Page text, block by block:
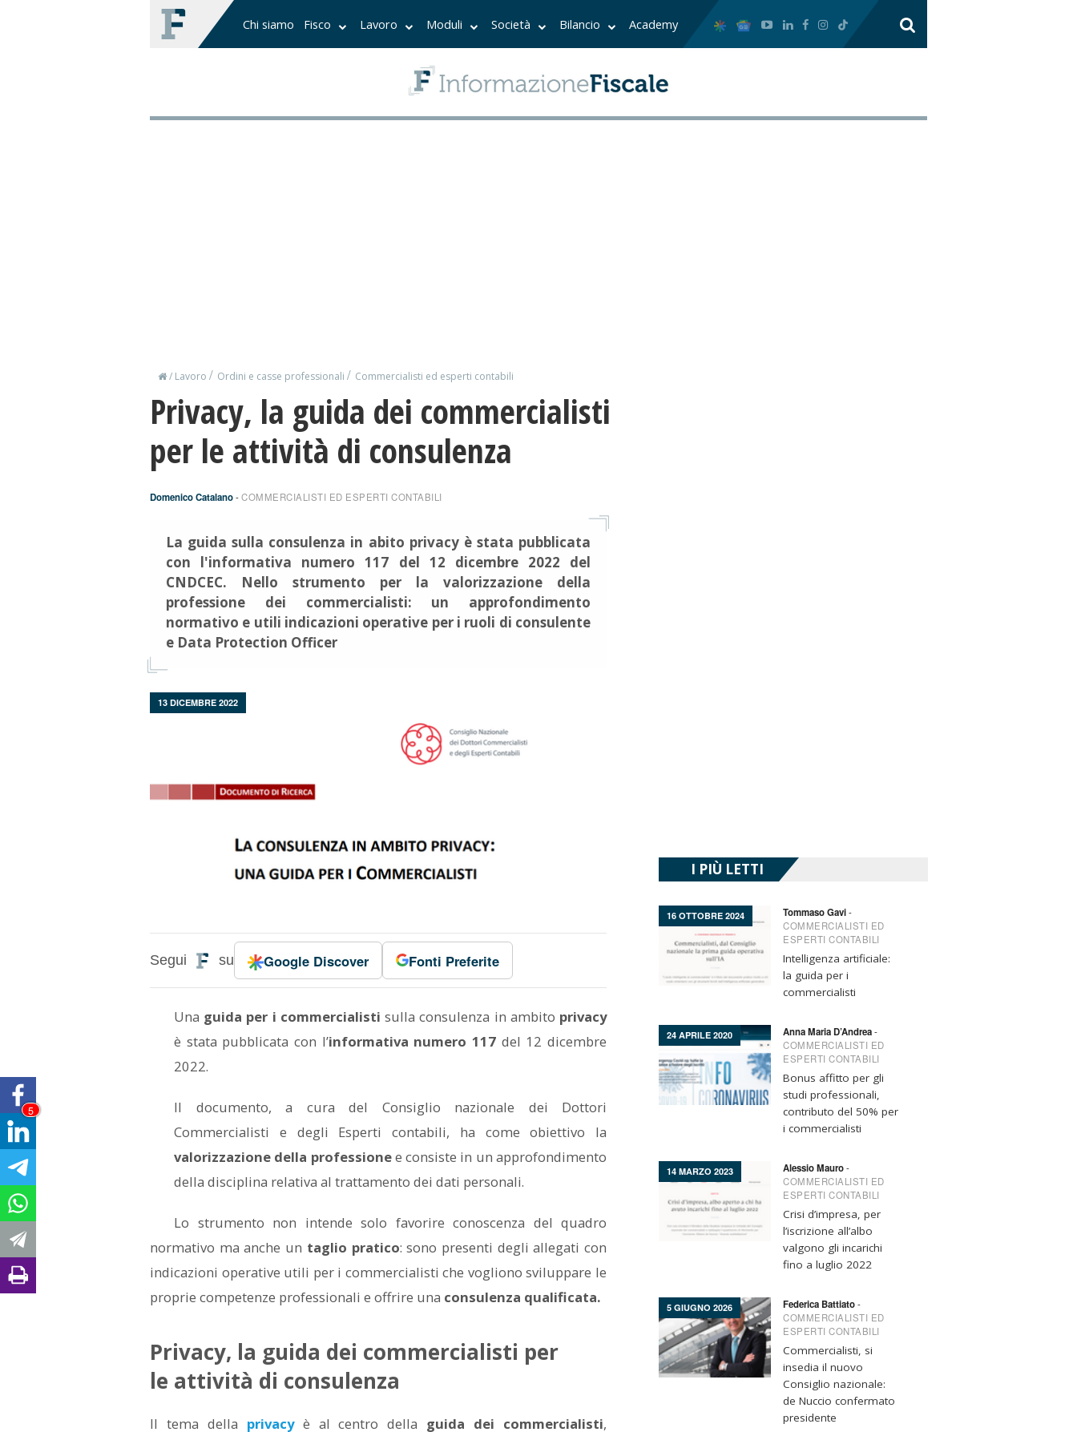
Chi siamo Fisco Lavoro Moduli Società Bilancio Academy
/ Lavoro / Ordini e casse professionali / Commercialisti ed esperti contabili
Privacy, la guida dei commercialisti
per le attività di consulenza
Domenico Catalano-COMMERCIALISTI ED ESPERTI CONTABILI
5
La guida sulla consulenza in abito privacy è stata pubblicata
con l'informativa numero 117 del 12 dicembre 2022 del
CNDCEC. Nello strumento per la valorizzazione della
professione dei commercialisti: un approfondimento
normativo e utili indicazioni operative per i ruoli di consulente
e Data Protection Officer
13 DICEMBRE 2022
Segui su Google Discover Fonti Preferite
Una guida per i commercialisti sulla consulenza in ambito privacy
è stata pubblicata con l’informativa numero 117 del 12 dicembre
2022.
Il documento, a cura del Consiglio nazionale dei Dottori
Commercialisti e degli Esperti contabili, ha come obiettivo la
valorizzazione della professionee consiste in un approfondimento
della disciplina relativa al trattamento dei dati personali.
Lo strumento non intende solo favorire conoscenza del quadro
normativo ma anche un taglio pratico: sono presenti degli allegati con
indicazioni operative utili per i commercialisti che vogliono sviluppare le
proprie competenze professionali e offrire una consulenza qualificata.
Privacy, la guida dei commercialisti per
le attività di consulenza
Il tema della privacyè al centro della guida dei commercialisti,
I PIÙ LETTI
16 OTTOBRE 2024 Tommaso Gavi-
COMMERCIALISTI ED
ESPERTI CONTABILI
Intelligenza artificiale:
la guida per i
commercialisti
24 APRILE 2020 Anna Maria D’Andrea-
COMMERCIALISTI ED
ESPERTI CONTABILI
Bonus affitto per gli
studi professionali,
contributo del 50% per
i commercialisti
14 MARZO 2023 Alessio Mauro-
COMMERCIALISTI ED
ESPERTI CONTABILI
Crisi d’impresa, per
l’iscrizione all’albo
valgono gli incarichi
fino a luglio 2022
5 GIUGNO 2026 Federica Battiato-
COMMERCIALISTI ED
ESPERTI CONTABILI
Commercialisti, si
insedia il nuovo
Consiglio nazionale:
de Nuccio confermato
presidente